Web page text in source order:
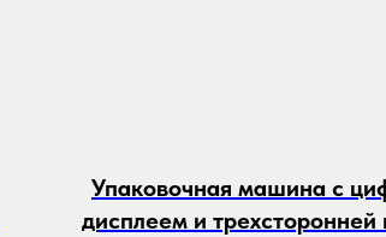
Упаковочная машина с
дисплеем и трехсторонней